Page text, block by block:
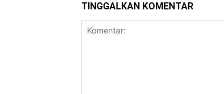
TINGGALKAN KOMENTAR